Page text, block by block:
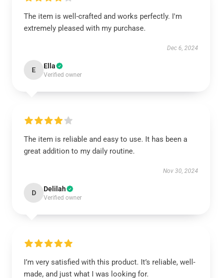
The item is well-crafted and works perfectly. I'm
extremely pleased with my purchase.
Dec 6, 2024
E Ella
Verified owner
The item is reliable and easy to use. It has been a
great addition to my daily routine.
Nov 30, 2024
D Delilah
Verified owner
I’m very satisfied with this product. It’s reliable, well-
made, and just what I was looking for.